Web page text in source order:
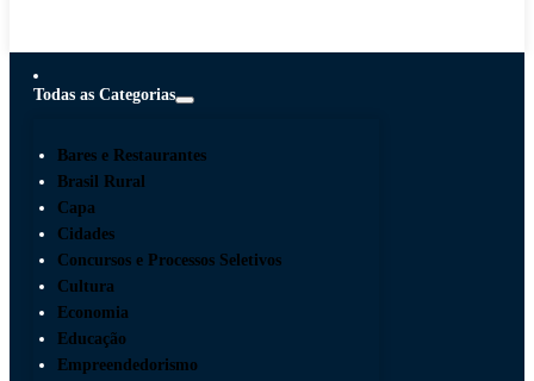
Todas as Categorias
Bares e Restaurantes
Brasil Rural
Capa
Cidades
Concursos e Processos Seletivos
Cultura
Economia
Educação
Empreendedorismo